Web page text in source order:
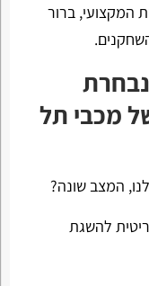
המקצועי, ברור
מכבי תל
המצב שונה?
להשגת